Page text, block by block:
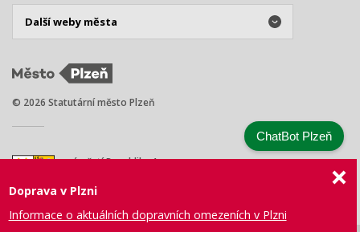
© 2026 Statutární město Plzeň
náměstí Republiky 1
Tel.: +420 378 031 111
Doprava v Plzni
Informace o aktuálních dopravních omezeních v Plzni
ChatBot Plzeň